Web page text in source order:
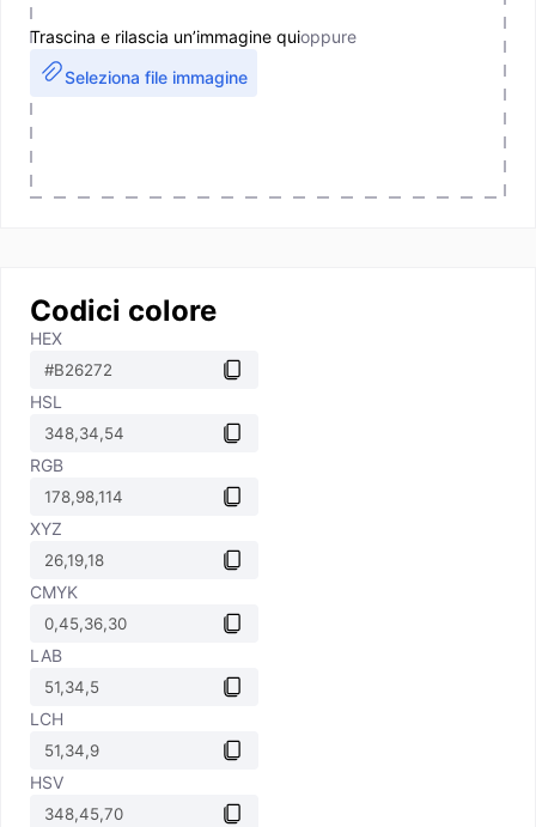
Trascina e rilascia un’immagine quioppure
Seleziona file immagine
Codici colore
HEX
HSL
RGB
XYZ
CMYK
LAB
LCH
HSV